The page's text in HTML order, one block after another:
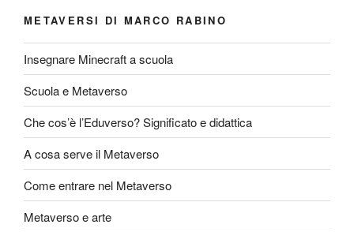
METAVERSI DI MARCO RABINO
Insegnare Minecraft a scuola
Scuola e Metaverso
Che cos’è l’Eduverso? Significato e didattica
A cosa serve il Metaverso
Come entrare nel Metaverso
Metaverso e arte